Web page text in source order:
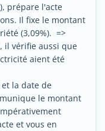
prépare l'acte
Il fixe le montant
(3,09%). =>
il vérifie aussi que
aient été
la date de
le montant
et vous en